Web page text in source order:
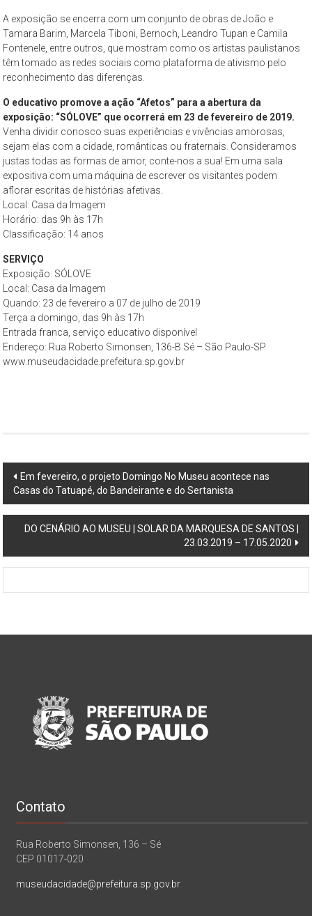
compreendendo
os
aspectos
da
contemporânea
a
partir
da
perspectiva
cultural
e
ambiental.
A exposição se encerra com um conjunto de obras de João e
Tamara Barim, Marcela Tiboni, Bernoch, Leandro Tupan e Camila
Fontenele, entre outros, que mostram como os artistas paulistanos
têm tomado as redes sociais como plataforma de ativismo pelo
reconhecimento das diferenças.
O educativo promove a ação “Afetos” para a abertura da
exposição: “SÓLOVE” que ocorrerá em 23 de fevereiro de 2019.
Venha dividir conosco suas experiências e vivências amorosas,
sejam elas com a cidade, românticas ou fraternais. Consideramos
justas todas as formas de amor, conte-nos a sua! Em uma sala
expositiva com uma máquina de escrever os visitantes podem
aflorar escritas de histórias afetivas.
Local: Casa da Imagem
Horário: das 9h às 17h
Classificação: 14 anos
SERVIÇO
Exposição: SÓLOVE
Local: Casa da Imagem
Quando: 23 de fevereiro a 07 de julho de 2019
Terça a domingo, das 9h às 17h
Entrada franca, serviço educativo disponível
Endereço: Rua Roberto Simonsen, 136-B Sé – São Paulo-SP
www.museudacidade.prefeitura.sp.gov.br
Post
navigation
Em fevereiro, o projeto Domingo No Museu acontece nas
Casas do Tatuapé, do Bandeirante e do Sertanista
DO CENÁRIO AO MUSEU | SOLAR DA MARQUESA DE SANTOS |
23.03.2019 – 17.05.2020
Contato
Rua Roberto Simonsen, 136 – Sé
CEP 01017-020
museudacidade@prefeitura.sp.gov.br